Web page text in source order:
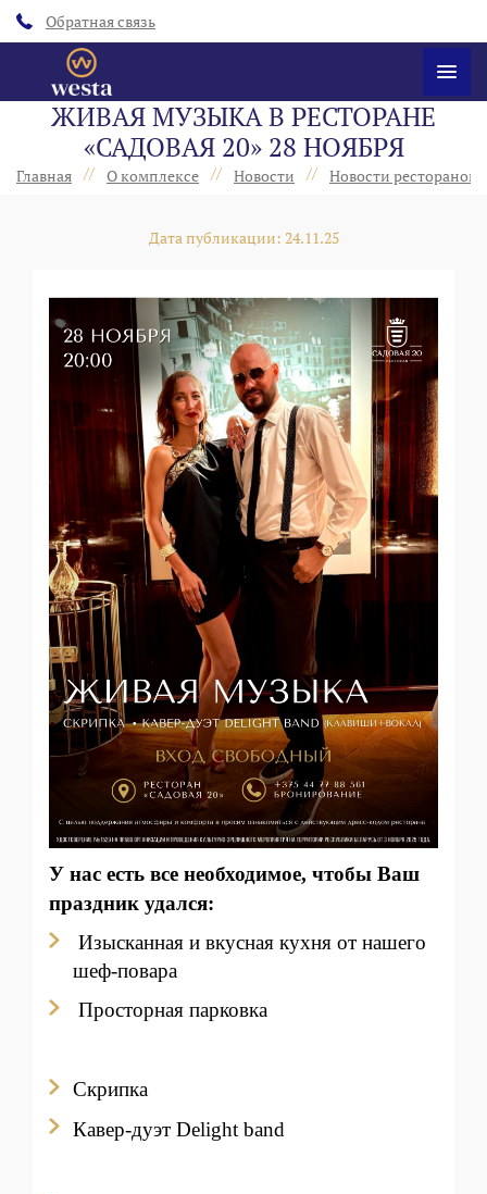
Обратная связь
ЖИВАЯ МУЗЫКА В РЕСТОРАНЕ
«САДОВАЯ 20» 28 НОЯБРЯ
Главная // О комплексе // Новости // Новости ресторанов
Дата публикации: 24.11.25
У нас есть все необходимое, чтобы Ваш
праздник удался:
Изысканная и вкусная кухня от нашего
шеф-повара
Просторная парковка
Скрипка
Кавер-дуэт Delight band